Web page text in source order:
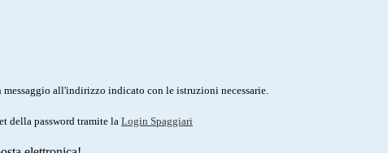
messaggio all'indirizzo indicato con le istruzioni necessarie.
della password tramite la Login Spaggiari